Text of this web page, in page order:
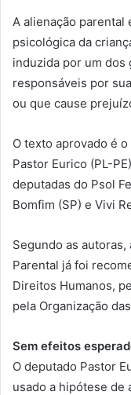
A alienação
psicológica da
induzida por um dos
responsáveis por
ou que cause
O texto aprovado é o
Pastor Eurico (PL-
deputadas do Psol
Bomfim (SP) e Vivi
Segundo as autoras,
Parental já foi
Direitos Humanos,
pela Organização
Sem efeitos
O deputado Pastor
usado a hipótese de